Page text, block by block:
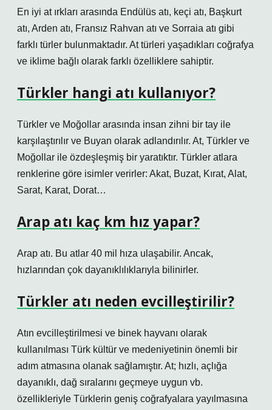
En iyi at ırkları arasında Endülüs atı, keçi atı, Başkurt
atı, Arden atı, Fransız Rahvan atı ve Sorraia atı gibi
farklı türler bulunmaktadır. At türleri yaşadıkları coğrafya
ve iklime bağlı olarak farklı özelliklere sahiptir.
Türkler hangi atı kullanıyor?
Türkler ve Moğollar arasında insan zihni bir tay ile
karşılaştırılır ve Buyan olarak adlandırılır. At, Türkler ve
Moğollar ile özdeşleşmiş bir yaratıktır. Türkler atlara
renklerine göre isimler verirler: Akat, Buzat, Kırat, Alat,
Sarat, Karat, Dorat…
Arap atı kaç km hız yapar?
Arap atı. Bu atlar 40 mil hıza ulaşabilir. Ancak,
hızlarından çok dayanıklılıklarıyla bilinirler.
Türkler atı neden evcilleştirilir?
Atın evcilleştirilmesi ve binek hayvanı olarak
kullanılması Türk kültür ve medeniyetinin önemli bir
adım atmasına olanak sağlamıştır. At; hızlı, açlığa
dayanıklı, dağ sıralarını geçmeye uygun vb.
özellikleriyle Türklerin geniş coğrafyalara yayılmasına